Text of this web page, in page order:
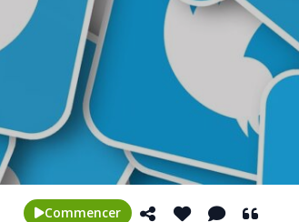
Commencer